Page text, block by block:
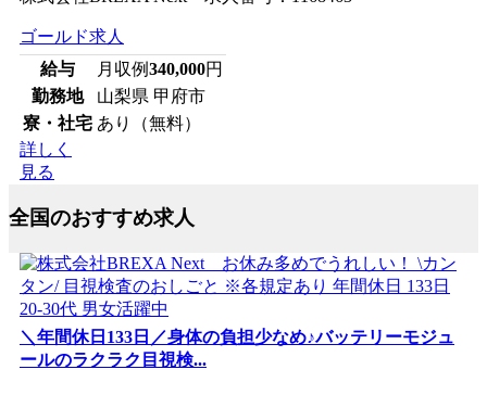
ゴールド求人
給与
月収例340,000円
勤務地
山梨県 甲府市
寮・社宅 あり（無料）
詳しく
見る
全国のおすすめ求人
＼年間休日133日／身体の負担少なめ♪バッテリーモジュ
ールのラクラク目視検...